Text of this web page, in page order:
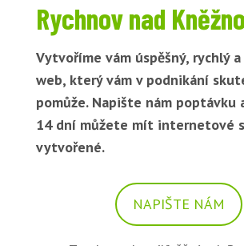
Rychnov nad
Vytvoříme vám úspěšný, rychlý
web, který vám v podnikání
pomůže. Napište nám poptávku
14 dní můžete mít internetové
vytvořené.
NAPIŠTE NÁM